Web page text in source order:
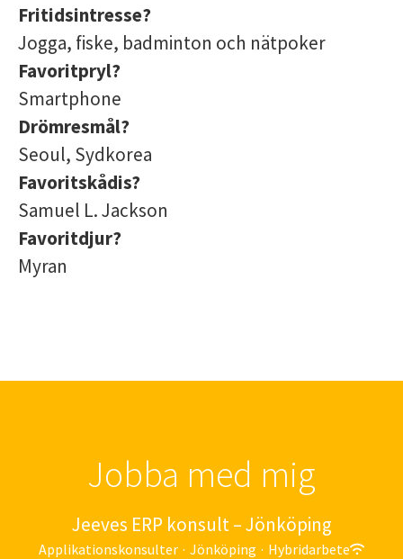
Fritidsintresse?
Jogga, fiske, badminton och nätpoker
Favoritpryl?
Smartphone
Drömresmål?
Seoul, Sydkorea
Favoritskådis?
Samuel L. Jackson
Favoritdjur?
Myran
Jobba med mig
Jeeves ERP konsult – Jönköping
Applikationskonsulter · Jönköping · Hybridarbete